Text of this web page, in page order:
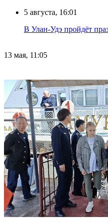
5 августа, 16:01
В Улан-Удэ пройдёт
13 мая, 11:05